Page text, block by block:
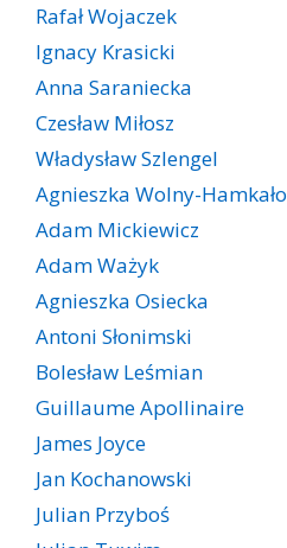
Rafał Wojaczek
Ignacy Krasicki
Anna Saraniecka
Czesław Miłosz
Władysław Szlengel
Agnieszka Wolny-Hamkało
Adam Mickiewicz
Adam Ważyk
Agnieszka Osiecka
Antoni Słonimski
Bolesław Leśmian
Guillaume Apollinaire
James Joyce
Jan Kochanowski
Julian Przyboś